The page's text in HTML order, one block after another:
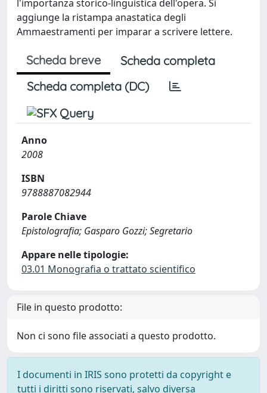
l'importanza storico-linguistica dell'opera. Si
aggiunge la ristampa anastatica degli
Ammaestramenti per imparar a scrivere lettere.
Scheda breve
Scheda completa
Scheda completa (DC)
Anno
2008
ISBN
9788887082944
Parole Chiave
Epistolografia; Gasparo Gozzi; Segretario
Appare nelle tipologie:
03.01 Monografia o trattato scientifico
File in questo prodotto:
Non ci sono file associati a questo prodotto.
I documenti in IRIS sono protetti da copyright e
tutti i diritti sono riservati, salvo diversa